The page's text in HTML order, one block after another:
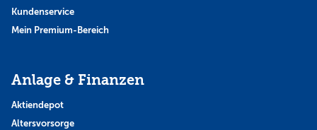
Kundenservice
Mein Premium-Bereich
Anlage & Finanzen
Aktiendepot
Altersvorsorge